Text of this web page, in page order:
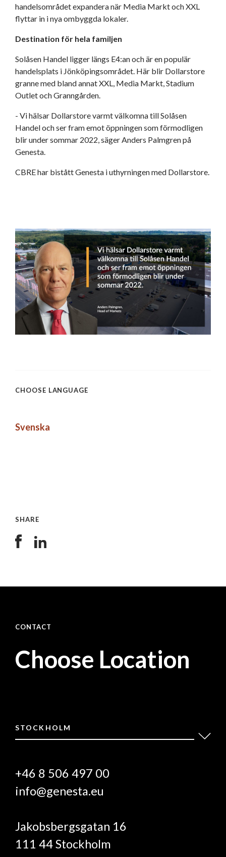
handelsområdet expandera när Media Markt och XXL
flyttar in i nya ombyggda lokaler.
Destination för hela familjen
Solåsen Handel ligger längs E4:an och är en populär
handelsplats i Jönköpingsområdet. Här blir Dollarstore
granne med bland annat XXL, Media Markt, Stadium
Outlet och Granngården.
- Vi hälsar Dollarstore varmt välkomna till Solåsen
Handel och ser fram emot öppningen som förmodligen
blir under sommar 2022, säger Anders Palmgren på
Genesta.
CBRE har bistått Genesta i uthyrningen med Dollarstore.
CHOOSE LANGUAGE
Svenska
SHARE
CONTACT
Choose Location
STOCKHOLM
+46 8 506 497 00
info@genesta.eu
Jakobsbergsgatan 16
111 44 Stockholm